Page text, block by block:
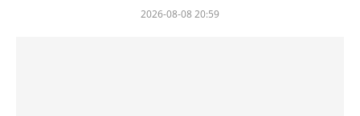
2026-08-08 20:59